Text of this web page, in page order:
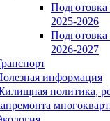
Подготовка
2025-2026
Подготовка
2026-2027
информация
политика,